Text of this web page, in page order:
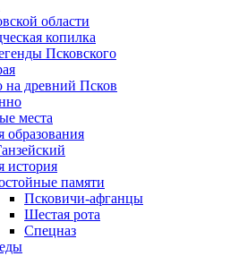
области
копилка
Псковского
древний Псков
места
образования
история
памяти
Псковичи-афганцы
Шестая рота
Спецназ